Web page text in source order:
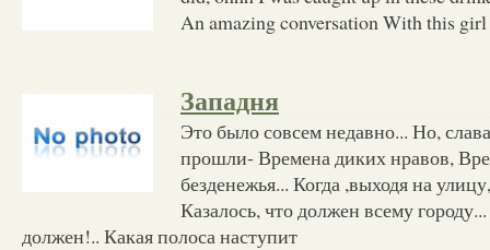
An amazing conversation With this girl
Западня
Это было совсем недавно... Но,
прошли- Времена диких нравов,
безденежья... Когда ,выходя на
Казалось, что должен всему
должен!.. Какая полоса наступит